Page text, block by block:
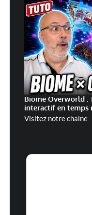
Laisser un
Votre adresse e-mail ne sera
*
Commentaire*
Biome Overworld :
interactif en temps
Visitez notre chaine